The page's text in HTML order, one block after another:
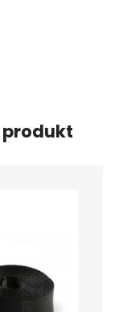
produkt